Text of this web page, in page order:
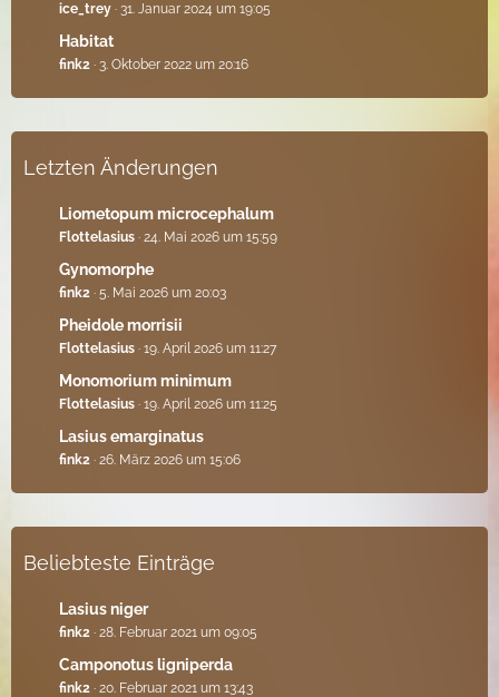
ice_trey 31. Januar 2024 um 19:05
Habitat
fink2 3. Oktober 2022 um 20:16
Letzten Änderungen
Liometopum microcephalum
Flottelasius 24. Mai 2026 um 15:59
Gynomorphe
fink2 5. Mai 2026 um 20:03
Pheidole morrisii
Flottelasius 19. April 2026 um 11:27
Monomorium minimum
Flottelasius 19. April 2026 um 11:25
Lasius emarginatus
fink2 26. März 2026 um 15:06
Beliebteste Einträge
Lasius niger
fink2 28. Februar 2021 um 09:05
Camponotus ligniperda
fink2 20. Februar 2021 um 13:43